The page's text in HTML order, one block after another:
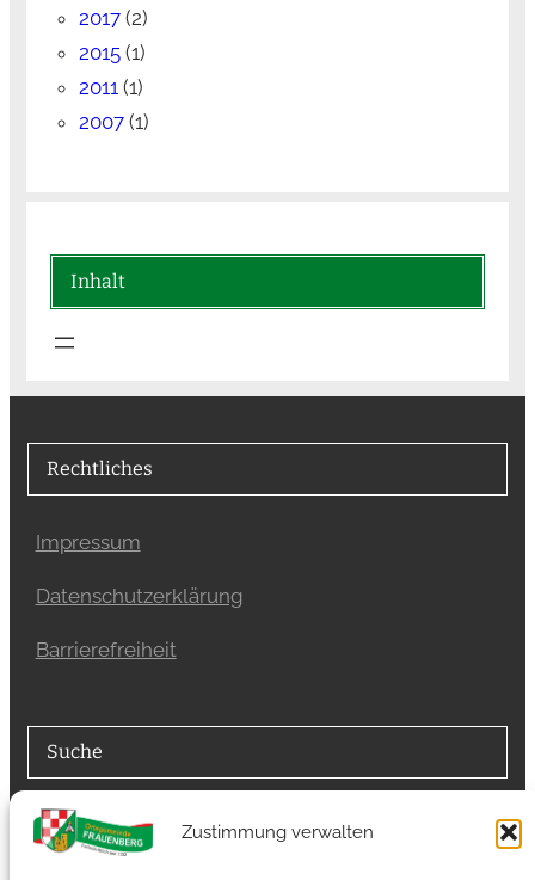
Zustimmung verwalten
2017(2)
2015(1)
2011 (1)
2007(1)
Inhalt
Rechtliches
Impressum
Datenschutzerklärung
Barrierefreiheit
Suche
Suchfunktion